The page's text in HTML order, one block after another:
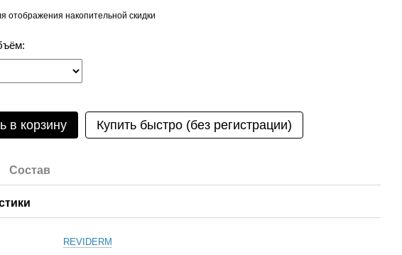
отображения накопительной скидки
в корзину Купить быстро (без регистрации)
Состав
REVIDERM